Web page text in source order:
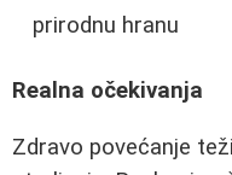
prirodnu hranu
Realna očekivanja
Zdravo povećanje